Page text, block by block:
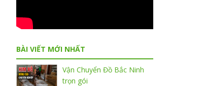
BÀI VIẾT MỚI NHẤT
Vận Chuyển Đồ Bắc Ninh
trọn gói